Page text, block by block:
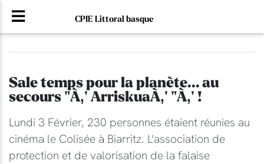
CPIE Littoral basque
Sale temps pour la planète... au
secours "À‚' ArriskuaÀ‚' "À‚' !
Lundi 3 Février, 230 personnes étaient réunies au
cinéma le Colisée à Biarritz. L'association de
protection et de valorisation de la falaise